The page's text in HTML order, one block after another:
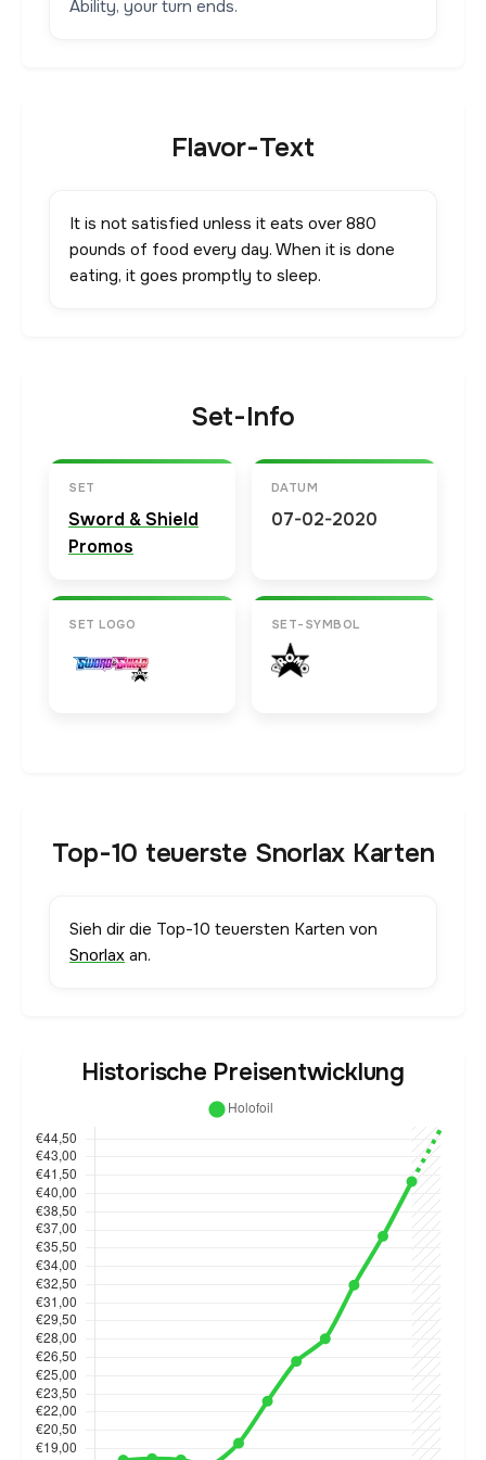
Ability, your turn ends.
Flavor-Text
It is not satisfied unless it eats over 880
pounds of food every day. When it is done
eating, it goes promptly to sleep.
Set-Info
SET
Sword & Shield
Promos
DATUM
07-02-2020
SET LOGO SET-SYMBOL
Top-10 teuerste Snorlax Karten
Sieh dir die Top-10 teuersten Karten von
Snorlax an.
Historische Preisentwicklung